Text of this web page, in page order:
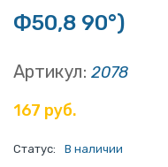
Ф50,8 90°)
Артикул: 2078
167 руб.
Статус: В наличии